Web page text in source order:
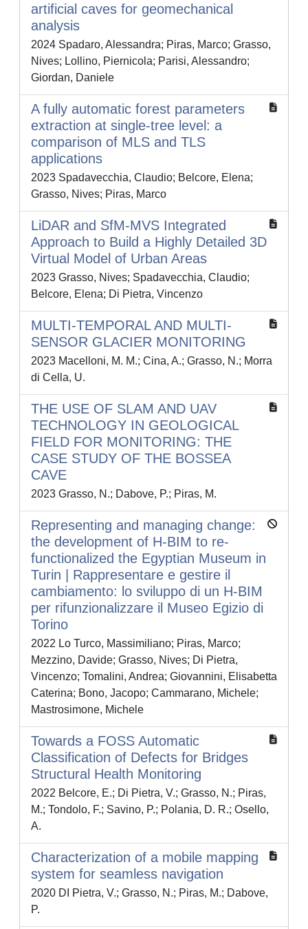
artificial caves for geomechanical
analysis
2024 Spadaro, Alessandra; Piras, Marco; Grasso,
Nives; Lollino, Piernicola; Parisi, Alessandro;
Giordan, Daniele
A fully automatic forest parameters
extraction at single-tree level: a
comparison of MLS and TLS
applications
2023 Spadavecchia, Claudio; Belcore, Elena;
Grasso, Nives; Piras, Marco
LiDAR and SfM-MVS Integrated
Approach to Build a Highly Detailed 3D
Virtual Model of Urban Areas
2023 Grasso, Nives; Spadavecchia, Claudio;
Belcore, Elena; Di Pietra, Vincenzo
MULTI-TEMPORAL AND MULTI-
SENSOR GLACIER MONITORING
2023 Macelloni, M. M.; Cina, A.; Grasso, N.; Morra
di Cella, U.
THE USE OF SLAM AND UAV
TECHNOLOGY IN GEOLOGICAL
FIELD FOR MONITORING: THE
CASE STUDY OF THE BOSSEA
CAVE
2023 Grasso, N.; Dabove, P.; Piras, M.
Representing and managing change:
the development of H-BIM to re-
functionalized the Egyptian Museum in
Turin | Rappresentare e gestire il
cambiamento: lo sviluppo di un H-BIM
per rifunzionalizzare il Museo Egizio di
Torino
2022 Lo Turco, Massimiliano; Piras, Marco;
Mezzino, Davide; Grasso, Nives; Di Pietra,
Vincenzo; Tomalini, Andrea; Giovannini, Elisabetta
Caterina; Bono, Jacopo; Cammarano, Michele;
Mastrosimone, Michele
Towards a FOSS Automatic
Classification of Defects for Bridges
Structural Health Monitoring
2022 Belcore, E.; Di Pietra, V.; Grasso, N.; Piras,
M.; Tondolo, F.; Savino, P.; Polania, D. R.; Osello,
A.
Characterization of a mobile mapping
system for seamless navigation
2020 DI Pietra, V.; Grasso, N.; Piras, M.; Dabove,
P.